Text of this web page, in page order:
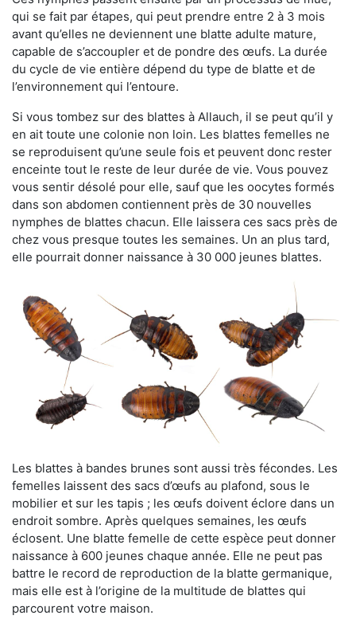
qui se fait par étapes, qui peut prendre entre 2 à 3 mois
avant qu’elles ne deviennent une blatte adulte mature,
capable de s’accoupler et de pondre des œufs. La durée
du cycle de vie entière dépend du type de blatte et de
l’environnement qui l’entoure.
Si vous tombez sur des blattes à Allauch, il se peut qu’il y
en ait toute une colonie non loin. Les blattes femelles ne
se reproduisent qu’une seule fois et peuvent donc rester
enceinte tout le reste de leur durée de vie. Vous pouvez
vous sentir désolé pour elle, sauf que les oocytes formés
dans son abdomen contiennent près de 30 nouvelles
nymphes de blattes chacun. Elle laissera ces sacs près de
chez vous presque toutes les semaines. Un an plus tard,
elle pourrait donner naissance à 30 000 jeunes blattes.
Les blattes à bandes brunes sont aussi très fécondes. Les
femelles laissent des sacs d’œufs au plafond, sous le
mobilier et sur les tapis ; les œufs doivent éclore dans un
endroit sombre. Après quelques semaines, les œufs
éclosent. Une blatte femelle de cette espèce peut donner
naissance à 600 jeunes chaque année. Elle ne peut pas
battre le record de reproduction de la blatte germanique,
mais elle est à l’origine de la multitude de blattes qui
parcourent votre maison.